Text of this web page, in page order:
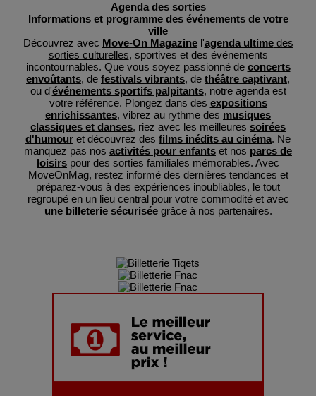
Agenda des sorties
Informations et programme des événements de votre
ville
Découvrez avec Move-On Magazinel'agenda ultimedes
sorties culturelles, sportives et des événements
incontournables. Que vous soyez passionné de concerts
envoûtants, de festivals vibrants, de théâtre captivant,
ou d'événements sportifs palpitants, notre agenda est
votre référence. Plongez dans des expositions
enrichissantes, vibrez au rythme des musiques
classiques et danses, riez avec les meilleures soirées
d'humour et découvrez des films inédits au cinéma. Ne
manquez pas nos activités pour enfants et nos parcs de
loisirs pour des sorties familiales mémorables. Avec
MoveOnMag, restez informé des dernières tendances et
préparez-vous à des expériences inoubliables, le tout
regroupé en un lieu central pour votre commodité et avec
une billeterie sécuriséegrâce à nos partenaires.